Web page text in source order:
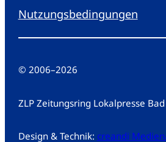
Nutzungsbedingungen
© 2006–2026
ZLP Zeitungsring Lokalpresse
Design & Technik: creandi